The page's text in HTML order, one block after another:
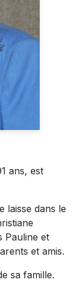
ans, est
laisse dans le
Pauline et
et amis.
sa famille.